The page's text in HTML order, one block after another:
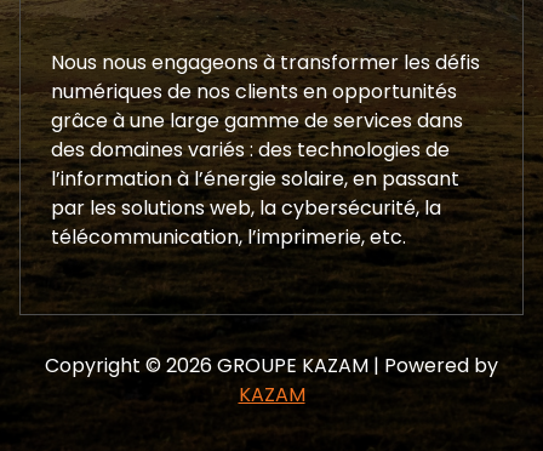
Nous nous engageons à transformer les défis
numériques de nos clients en opportunités
grâce à une large gamme de services dans
des domaines variés : des technologies de
l’information à l’énergie solaire, en passant
par les solutions web, la cybersécurité, la
télécommunication, l’imprimerie, etc.
Copyright © 2026 GROUPE KAZAM | Powered by
KAZAM